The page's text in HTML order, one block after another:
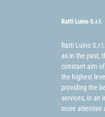
Ratti Luino S.r.l.
Ratti Luino
as in the past,
constant aim
the highest
providing the
services, in an
more attentive